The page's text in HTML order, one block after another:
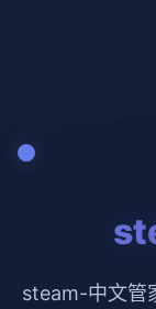
steam-中文管